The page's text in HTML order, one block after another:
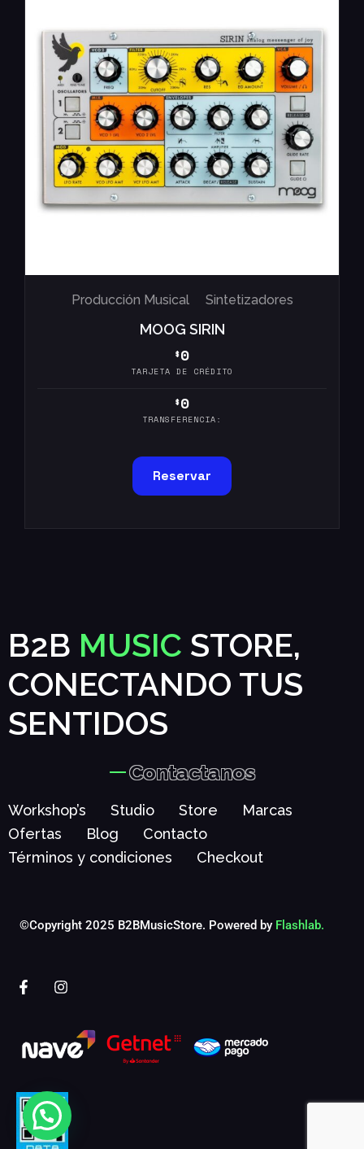
Producción Musical Sintetizadores
MOOG SIRIN
$0
TARJETA DE CRÉDITO
$0
TRANSFERENCIA:
Reservar
B2B MUSIC STORE,
CONECTANDO TUS
SENTIDOS
Contactanos
Workshop’s Studio Store
Marcas
Ofertas
Blog
Contacto
Términos y condiciones
Checkout
©Copyright 2025 B2BMusicStore. Powered by Flashlab.